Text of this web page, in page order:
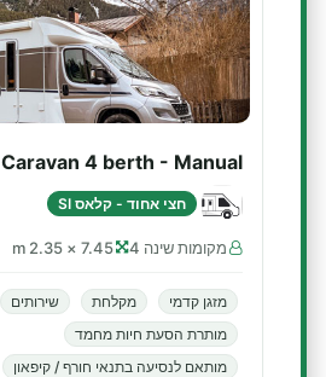
Caravan 4 berth - Manual
חצי אחוד - קלאס SI
מקומות שינה 4 7.45 × 2.35 m
מזגן קדמי מקלחת
שירותים
מותרת הסעת חיות מחמד
מותאם לנסיעה בתנאי חורף / קיפאון